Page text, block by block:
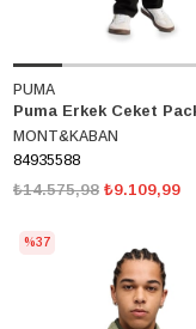
PUMA
MONT&KABAN
84935588
₺9.109,99
₺14.575,98
%37